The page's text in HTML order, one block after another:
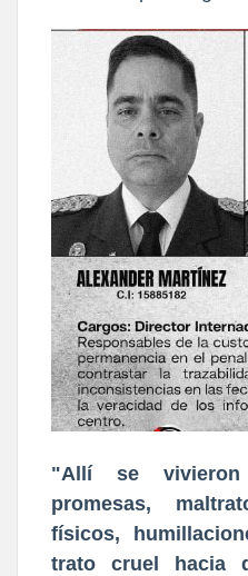
"Allí se vivieron
promesas,
físicos, h
trato cruel hacia